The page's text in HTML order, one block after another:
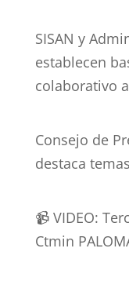
SISAN y
establecen
colaborativo
Consejo de
destaca
📹 VIDEO:
Ctmin